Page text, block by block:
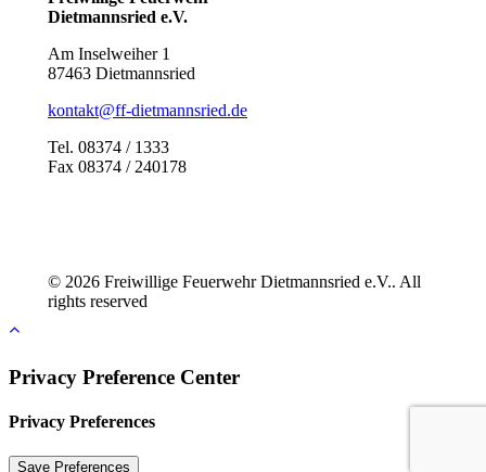
Dietmannsried e.V.
Am Inselweiher 1
87463 Dietmannsried
kontakt@ff-dietmannsried.de
Tel. 08374 / 1333
Fax 08374 / 240178
© 2026 Freiwillige Feuerwehr Dietmannsried e.V.. All
rights reserved
Privacy Preference Center
Privacy Preferences